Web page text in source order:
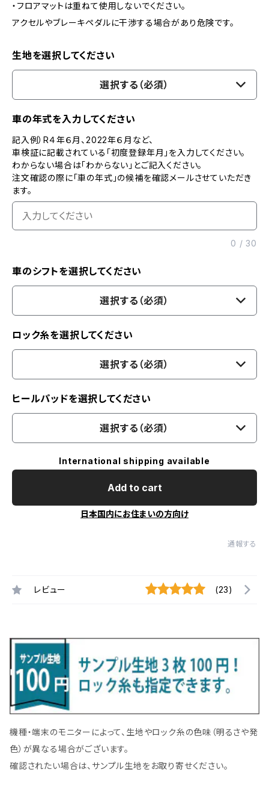
・フロアマットは重ねて使用しないでください。
アクセルやブレーキペダルに干渉する場合があり危険です。
生地を選択してください
選択する（必須）
車の年式を入力してください
記入例）R４年６月、2022年６月など、
車検証に記載されている「初度登録年月」を入力してください。
わからない場合は「わからない」とご記入ください。
注文確認の際に「車の年式」の候補を確認メールさせていただき
ます。
0 /30
車のシフトを選択してください
選択する（必須）
ロック糸を選択してください
選択する（必須）
ヒールパッドを選択してください
選択する（必須）
International shipping available
Add to cart
日本国内にお住まいの方向け
通報する
レビュー (23)
機種・端末のモニターによって、生地やロック糸の色味（明るさや発
色）が異なる場合がございます。
確認されたい場合は、サンプル生地をお取り寄せください。